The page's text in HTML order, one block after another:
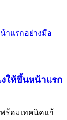
งให้ขึ้นหน้าแรก
พร้อมเทคนิคแก้